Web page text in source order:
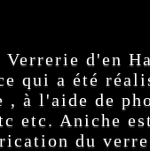
d'en
qui a été
à l'aide de
etc. Aniche
du